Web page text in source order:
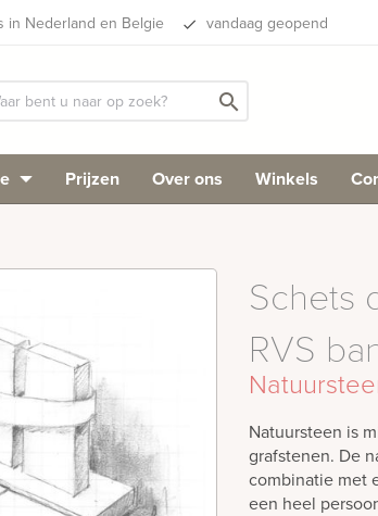
in Nederland en Belgie done vandaag geopend
search
Prijzen Over ons Winkels
Schets
RVS
Natuursteen is
grafstenen. De
combinatie met
een heel